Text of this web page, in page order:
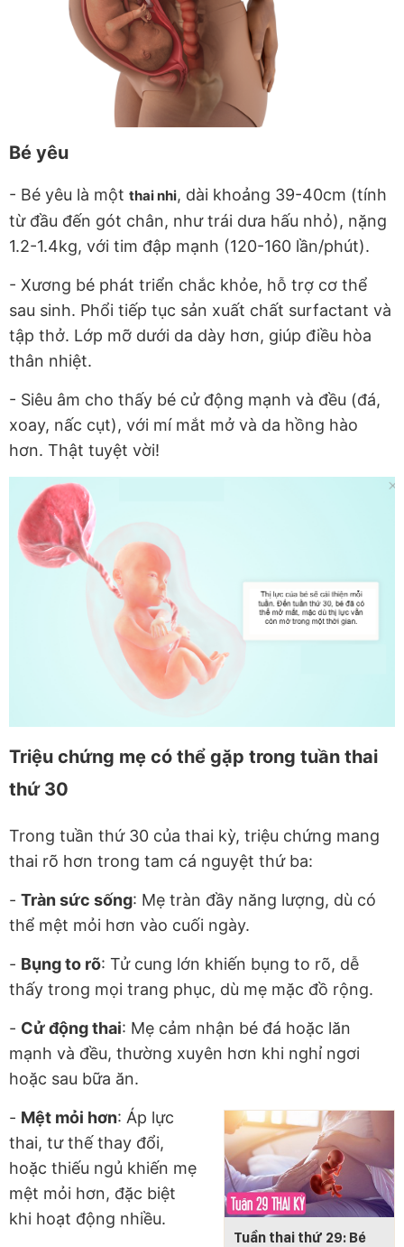
Bé yêu
- Bé yêu là một thai nhi, dài khoảng 39-40cm (tính
từ đầu đến gót chân, như trái dưa hấu nhỏ), nặng
1.2-1.4kg, với tim đập mạnh (120-160 lần/phút).
- Xương bé phát triển chắc khỏe, hỗ trợ cơ thể
sau sinh. Phổi tiếp tục sản xuất chất surfactant và
tập thở. Lớp mỡ dưới da dày hơn, giúp điều hòa
thân nhiệt.
- Siêu âm cho thấy bé cử động mạnh và đều (đá,
xoay, nấc cụt), với mí mắt mở và da hồng hào
hơn. Thật tuyệt vời!
Triệu chứng mẹ có thể gặp trong tuần thai
thứ 30
Trong tuần thứ 30 của thai kỳ, triệu chứng mang
thai rõ hơn trong tam cá nguyệt thứ ba:
- Tràn sức sống: Mẹ tràn đầy năng lượng, dù có
thể mệt mỏi hơn vào cuối ngày.
- Bụng to rõ: Tử cung lớn khiến bụng to rõ, dễ
thấy trong mọi trang phục, dù mẹ mặc đồ rộng.
- Cử động thai: Mẹ cảm nhận bé đá hoặc lăn
mạnh và đều, thường xuyên hơn khi nghỉ ngơi
hoặc sau bữa ăn.
Tuần thai thứ 29: Bé
- Mệt mỏi hơn: Áp lực
thai, tư thế thay đổi,
hoặc thiếu ngủ khiến mẹ
mệt mỏi hơn, đặc biệt
khi hoạt động nhiều.